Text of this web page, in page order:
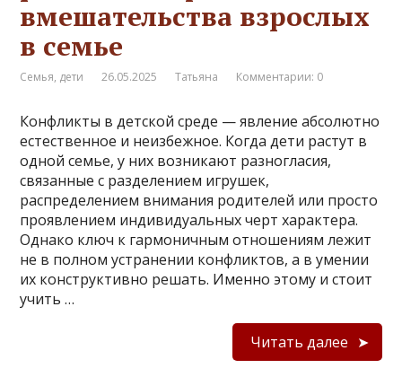
вмешательства взрослых
в семье
Семья, дети 26.05.2025 Татьяна Комментарии: 0
Конфликты в детской среде — явление абсолютно
естественное и неизбежное. Когда дети растут в
одной семье, у них возникают разногласия,
связанные с разделением игрушек,
распределением внимания родителей или просто
проявлением индивидуальных черт характера.
Однако ключ к гармоничным отношениям лежит
не в полном устранении конфликтов, а в умении
их конструктивно решать. Именно этому и стоит
учить …
Читать далее